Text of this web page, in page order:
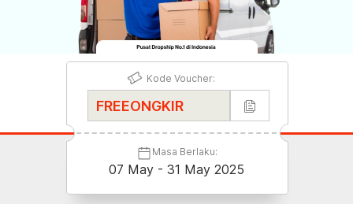
Masa Berlaku:
07 May - 31 May 2025
Kode Voucher: